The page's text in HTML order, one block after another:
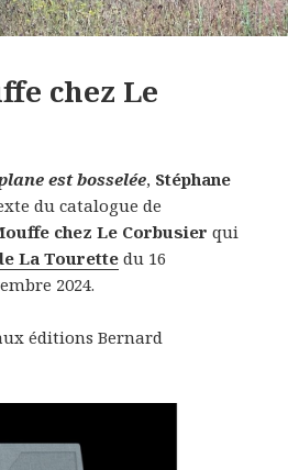
chez Le
est bosselée, Stéphane
du catalogue de
chez Le Corbusier qui
La Tourette du 16
2024.
éditions Bernard